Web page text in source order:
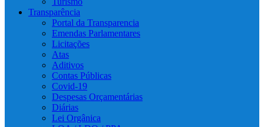
Transparência
Portal da Transparencia
Emendas Parlamentares
Licitações
Atas
Aditivos
Contas Públicas
Covid-19
Despesas Orçamentárias
Diárias
Lei Orgânica